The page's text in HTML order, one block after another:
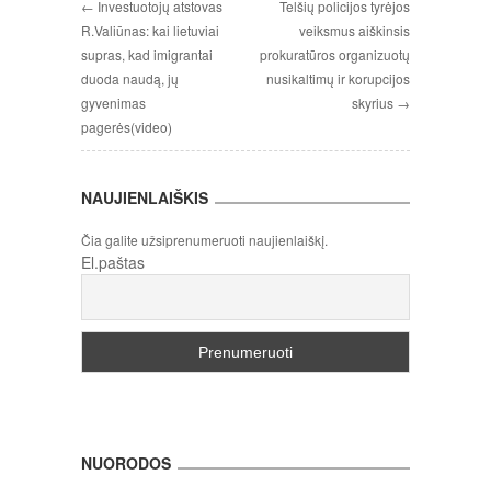
← Investuotojų atstovas
R.Valiūnas: kai lietuviai
supras, kad imigrantai
duoda naudą, jų
gyvenimas
pagerės(video)
Telšių policijos tyrėjos
veiksmus aiškinsis
prokuratūros organizuotų
nusikaltimų ir korupcijos
skyrius →
NAUJIENLAIŠKIS
Čia galite užsiprenumeruoti naujienlaiškį.
El.paštas
NUORODOS